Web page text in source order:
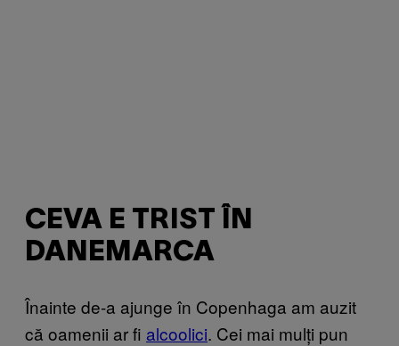
CEVA E TRIST ÎN
DANEMARCA
Înainte de-a ajunge în Copenhaga am auzit
că oamenii ar fi alcoolici. Cei mai mulți pun